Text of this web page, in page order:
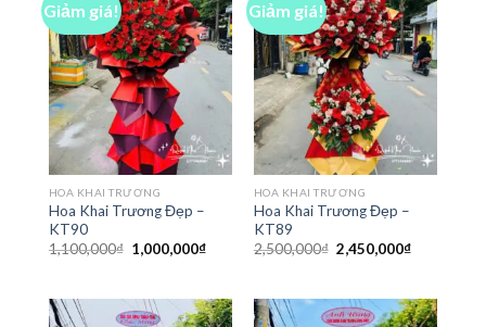
Giảm giá!
HOA KHAI TRƯƠNG
Hoa Khai Trương Đẹp –
KT90
1,100,000₫ Giá
gốc
1,000,000₫Giá
1,000,000₫.
Giảm giá!
HOA KHAI TRƯƠNG
Hoa Khai Trương Đẹp –
KT89
2,500,000₫ Giá
gốc
2,450,000₫Giá